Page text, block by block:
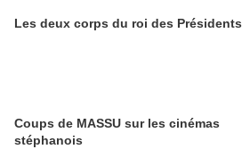
Les deux corps du roi des Présidents
Coups de MASSU sur les cinémas
stéphanois